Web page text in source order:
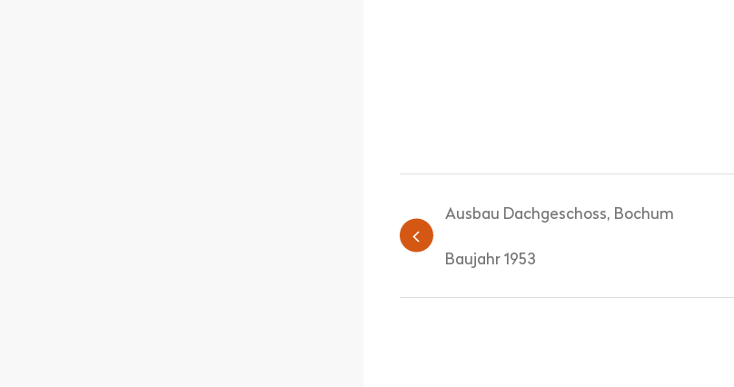
Ausbau Dachgeschoss, Bochum
Baujahr 1953